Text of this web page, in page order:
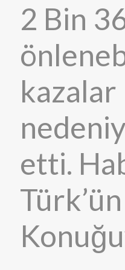
2 Bin
kazalar
etti.
Türk’ün